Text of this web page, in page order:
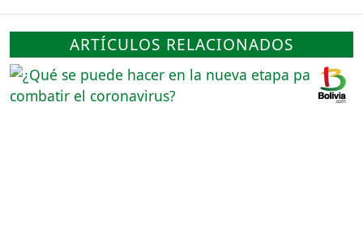
ARTÍCULOS RELACIONADOS